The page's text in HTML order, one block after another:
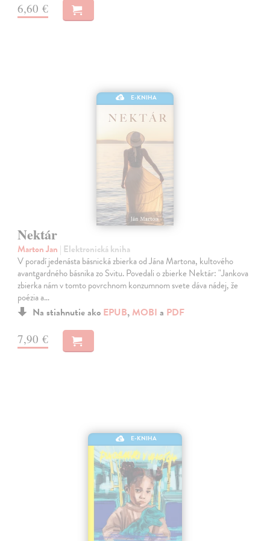
6,60 €
E-KNIHA
Nektár
Marton Jan | Elektronická kniha
V poradí jedenásta básnická zbierka od Jána Martona, kultového
avantgardného básnika zo Svitu. Povedali o zbierke Nektár: "Jankova
zbierka nám v tomto povrchnom konzumnom svete dáva nádej, že
poézia a…
Na stiahnutie ako EPUB, MOBI a PDF
7,90 €
E-KNIHA